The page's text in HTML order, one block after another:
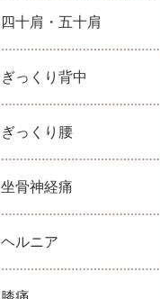
四十肩・五十肩
ぎっくり背中
ぎっくり腰
坐骨神経痛
ヘルニア